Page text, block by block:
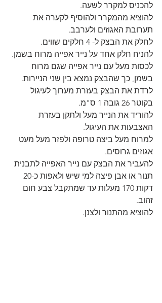
להכניס למקרר לשעה.
להוציא מהמקרר ולהוסיף לקערה את
תערובת האגוזים ולערבב.
לחלק את הבצק ל- 4 חלקים שווים.
להניח חלק אחד על נייר אפייה מרוח בשמן.
לכסות מעל עם נייר אפייה שגם מרוח
בשמן, כך שהבצק נמצא בין שני הניירות.
לרדת את הבצק בעזרת מערוך לעיגול
בקוטר 26 גובה 1 ס"מ.
להוריד את הנייר מעל ולתקן בעזרת
האצבעות את העיגול.
למרוח מעל ביצה טרופה ולפזר מעל מעט
אגוזים גרוסים.
להעביר את הבצק עם נייר האפייה לתבנית
דקות 170 מעלות עד שמתקבל צבע חום
זהוב.
להוציא מהתנור ולצנן.